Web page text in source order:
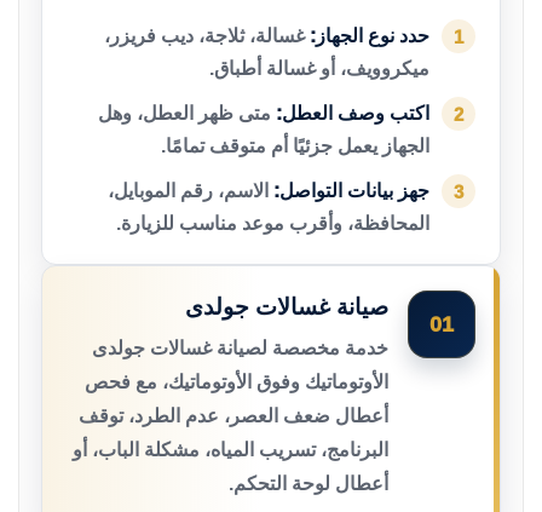
1 حدد نوع الجهاز: غسالة، ثلاجة، ديب فريزر،
ميكروويف، أو غسالة أطباق.
2 اكتب وصف العطل: متى ظهر العطل، وهل
الجهاز يعمل جزئيًا أم متوقف تمامًا.
3 جهز بيانات التواصل: الاسم، رقم الموبايل،
المحافظة، وأقرب موعد مناسب للزيارة.
01
صيانة غسالات جولدى
خدمة مخصصة لصيانة غسالات جولدى
الأوتوماتيك وفوق الأوتوماتيك، مع فحص
أعطال ضعف العصر، عدم الطرد، توقف
البرنامج، تسريب المياه، مشكلة الباب، أو
أعطال لوحة التحكم.